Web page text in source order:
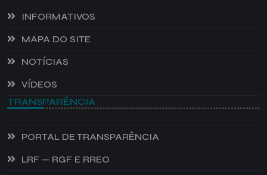
INFORMATIVOS
MAPA DO SITE
NOTÍCIAS
VÍDEOS
TRANSPARÊNCIA
PORTAL DE TRANSPARÊNCIA
LRF — RGF E RREO